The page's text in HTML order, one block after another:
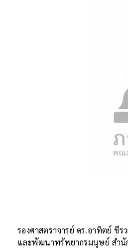
รองศาสตราจารย์ ดร.อาทิตย์ ชี
และพัฒนาทรัพยากรมนุษย์ สำนั